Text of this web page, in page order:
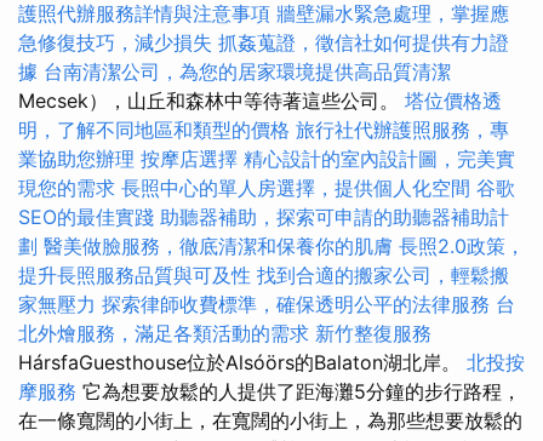
護照代辦服務詳情與注意事項 牆壁漏水緊急處理，掌握應
急修復技巧，減少損失 抓姦蒐證，徵信社如何提供有力證
據 台南清潔公司，為您的居家環境提供高品質清潔
Mecsek），山丘和森林中等待著這些公司。 塔位價格透
明，了解不同地區和類型的價格 旅行社代辦護照服務，專
業協助您辦理 按摩店選擇 精心設計的室內設計圖，完美實
現您的需求 長照中心的單人房選擇，提供個人化空間 谷歌
SEO的最佳實踐 助聽器補助，探索可申請的助聽器補助計
劃 醫美做臉服務，徹底清潔和保養你的肌膚 長照2.0政策，
提升長照服務品質與可及性 找到合適的搬家公司，輕鬆搬
家無壓力 探索律師收費標準，確保透明公平的法律服務 台
北外燴服務，滿足各類活動的需求 新竹整復服務
HársfaGuesthouse位於Alsóörs的Balaton湖北岸。 北投按
摩服務 它為想要放鬆的人提供了距海灘5分鐘的步行路程，
在一條寬闊的小街上，在寬闊的小街上，為那些想要放鬆的